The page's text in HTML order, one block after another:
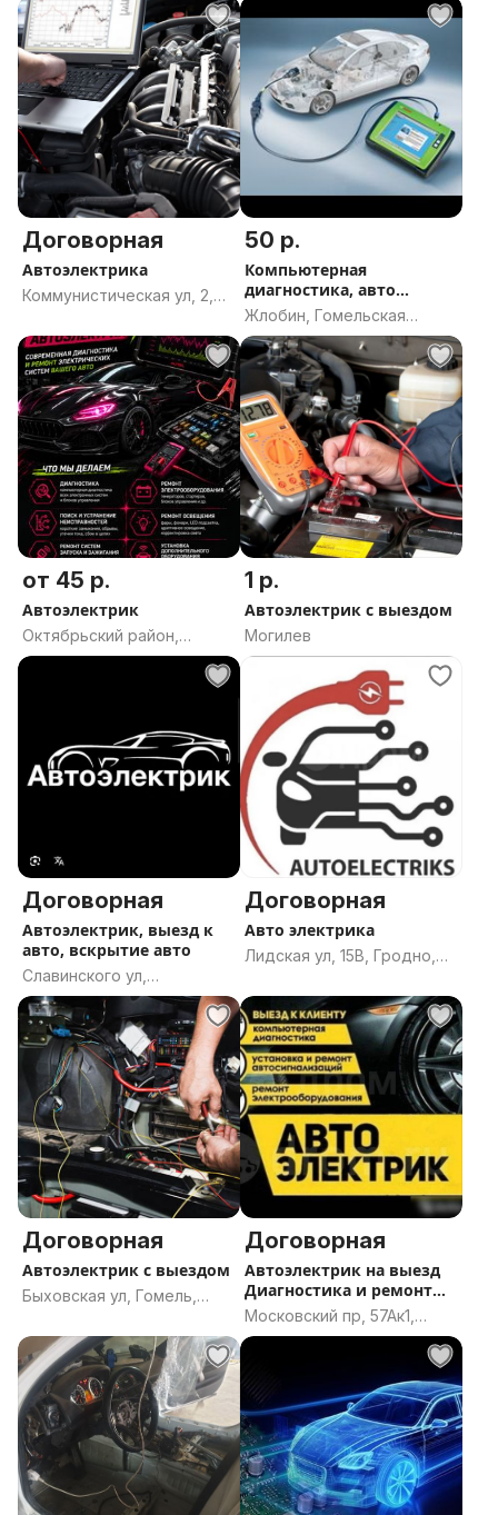
Гомельская область
Договорная
Автоэлектрика
Коммунистическая ул, 2,
район, Брестская область
50 р.
Компьютерная
диагностика, авто
электрик
Жлобин, Гомельская
область
от 45 р.
Автоэлектрик
Октябрьский район,
Гродно, Гродненская
1 р.
Автоэлектрик с выездом
Могилев
Договорная
Автоэлектрик, выезд к
авто, вскрытие авто
Славинского ул,
17Аблок7к708, Гродно,
Гродненская область
Договорная
Авто электрика
Лидская ул, 15В, Гродно,
Договорная
Автоэлектрик с выездом
Быховская ул, Гомель,
Договорная
Автоэлектрик на выезд
Диагностика и ремонт
авто.
Московский пр, 57Ак1,
Витебск, Витебская